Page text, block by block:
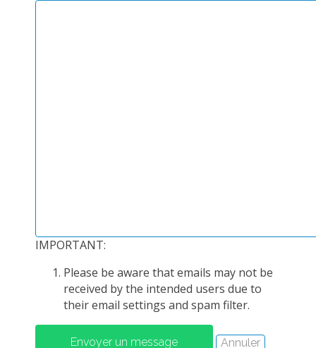
FORMATION DOCTORALE
THÈSES EN COURS
PRODUCTION
MÉTHODES ET OUTILS
IMPORTANT:
Please be aware that emails may not be
received by the intended users due to
their email settings and spam filter.